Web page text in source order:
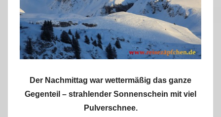
Der Nachmittag war wettermäßig das ganze
Gegenteil – strahlender Sonnenschein mit viel
Pulverschnee.